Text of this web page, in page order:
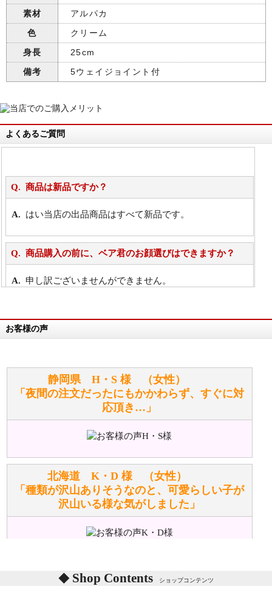
素材
アルパカ
色
クリーム
身長
25cm
備考
5ウェイジョイント付
よくあるご質問
商品は新品ですか？
はい当店の出品商品はすべて新品です。
商品購入の前に、ベア君のお顔選びはできますか？
申し訳ございませんができません。
万が一欲しい商品が見つからない場合は、探して取り
お任せください！それは当店が謡っています「おも
てなしの心」で対応させていただきます。
シュタイフのぬいぐるみは洗濯できますか？ ぬいぐ
るみのお手入れ方法を教えてください。
詳しくはこちら をご覧ください。
ぬいぐるみの耳に付いているボタンやタグに、何か意
味などがありますか？
詳しくはこちらをご覧ください。
お客様の声
静岡県 H・S 様 （女性）
「夜間の注文だったにもかかわらず、すぐに対
応頂き…」
北海道 K・D 様 （女性）
「種類が沢山ありそうなのと、可愛らしい子が
沢山いる様な気がしました」
東京都 M・K 様 （女性）
「対応はどちらも丁寧でした。値段と他の融通
Shop Contents ショップコンテンツ